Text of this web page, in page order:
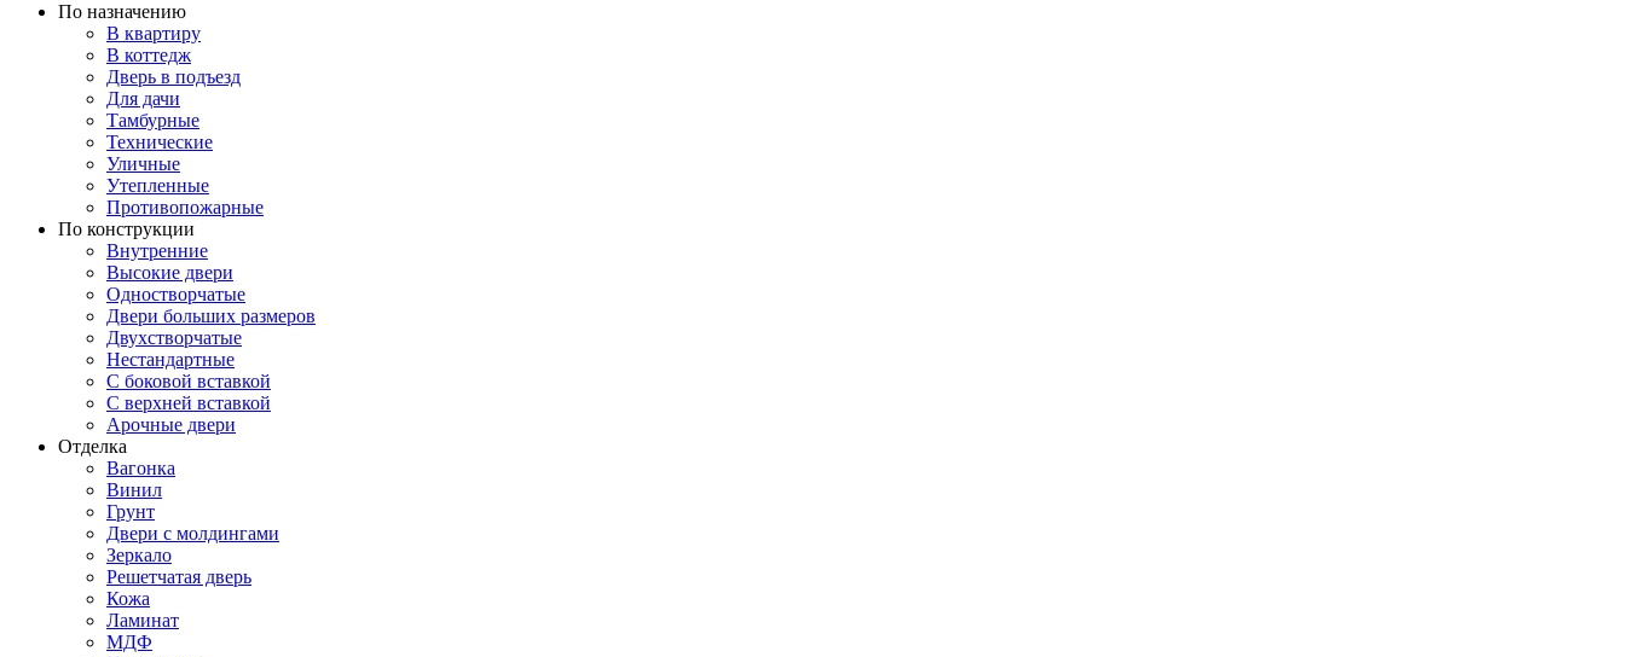
По назначению
В квартиру
В коттедж
Дверь в подъезд
Для дачи
Тамбурные
Технические
Уличные
Утепленные
Противопожарные
По конструкции
Внутренние
Высокие двери
Одностворчатые
Двери больших размеров
Двухстворчатые
Нестандартные
С боковой вставкой
С верхней вставкой
Арочные двери
Отделка
Вагонка
Винил
Грунт
Двери с молдингами
Зеркало
Решетчатая дверь
Кожа
Ламинат
МДФ